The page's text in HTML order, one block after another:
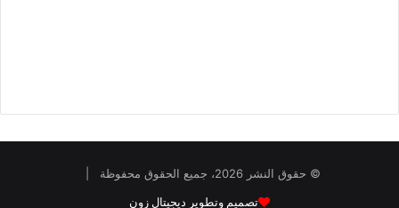
© حقوق النشر 2026، جميع الحقوق محفوظة |
تصميم وتطوير ديجيتال زون